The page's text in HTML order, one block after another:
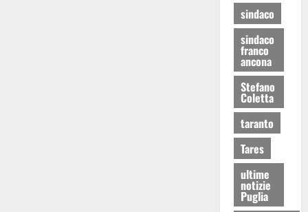
sindaco
sindaco
franco
ancona
Stefano
Coletta
taranto
Tares
ultime
notizie
Puglia